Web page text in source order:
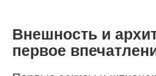
Внешность и
первое